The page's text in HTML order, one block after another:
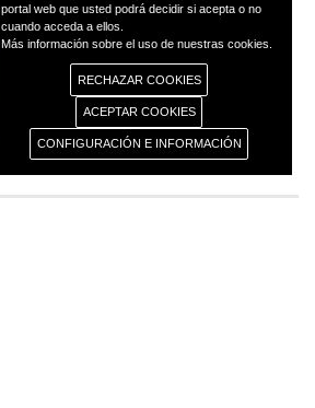
portal web que usted podrá decidir si acepta o no
cuando acceda a ellos.
Más información sobre el uso de nuestras cookies.
RECHAZAR COOKIES
ACEPTAR COOKIES
CONFIGURACIÓN E INFORMACIÓN